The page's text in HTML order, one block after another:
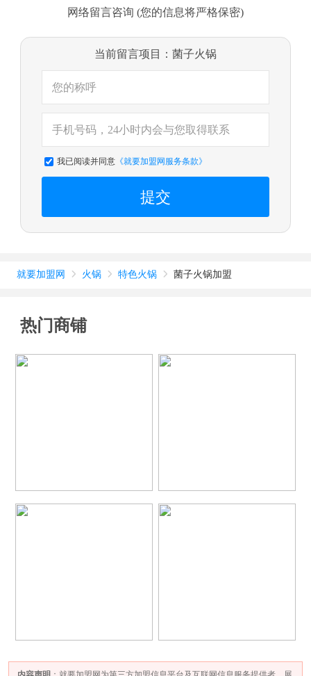
网络留言咨询 (您的信息将严格保密)
当前留言项目：菌子火锅
我已阅读并同意《就要加盟网服务条款》
提交
就要加盟网  火锅  特色火锅  菌子火锅加盟
热门商铺